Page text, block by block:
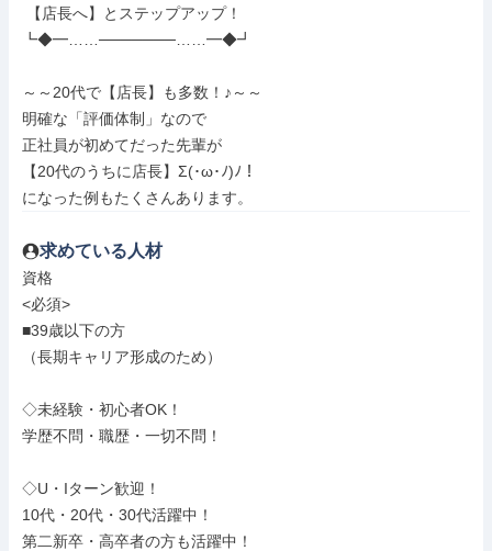
┗◆━……───────……━◆┛
～～20代で【店長】も多数！♪～～
明確な「評価体制」なので
正社員が初めてだった先輩が
【20代のうちに店長】Σ(･ω･ﾉ)ﾉ！
になった例もたくさんあります。
求めている人材
資格
<必須>
■39歳以下の方
（長期キャリア形成のため）
◇未経験・初心者OK！
学歴不問・職歴・一切不問！
◇U・Iターン歓迎！
10代・20代・30代活躍中！
第二新卒・高卒者の方も活躍中！